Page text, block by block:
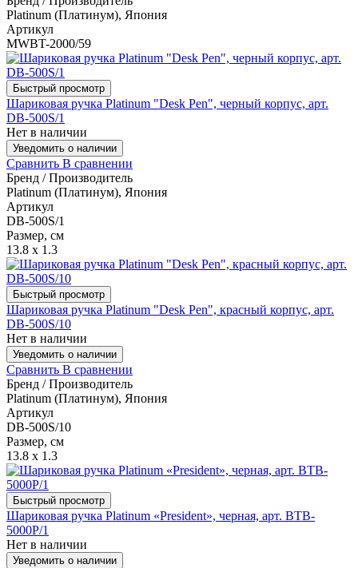
Platinum (Платинум), Япония
Артикул
MWBT-2000/59
Быстрый просмотр
Шариковая ручка Platinum "Desk Pen", черный корпус, арт.
DB-500S/1
Нет в наличии
Уведомить о наличии
Сравнить В сравнении
Бренд / Производитель
Platinum (Платинум), Япония
Артикул
DB-500S/1
Размер, см
13.8 x 1.3
Быстрый просмотр
Шариковая ручка Platinum "Desk Pen", красный корпус, арт.
DB-500S/10
Нет в наличии
Уведомить о наличии
Сравнить В сравнении
Бренд / Производитель
Platinum (Платинум), Япония
Артикул
DB-500S/10
Размер, см
13.8 x 1.3
Быстрый просмотр
Шариковая ручка Platinum «President», черная, арт. BTB-
5000P/1
Нет в наличии
Уведомить о наличии